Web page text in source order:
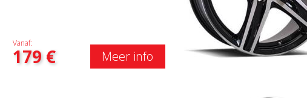
Vanaf:
179€ Meer info